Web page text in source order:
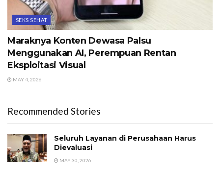
SEKS SEHAT
Maraknya Konten Dewasa Palsu
Menggunakan AI, Perempuan Rentan
Eksploitasi Visual
MAY 4, 2026
Recommended Stories
Seluruh Layanan di Perusahaan Harus
Dievaluasi
MAY 30, 2026